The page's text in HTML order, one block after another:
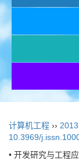
计算机工程 ›› 2013
10.3969/
• 开发研究与工程